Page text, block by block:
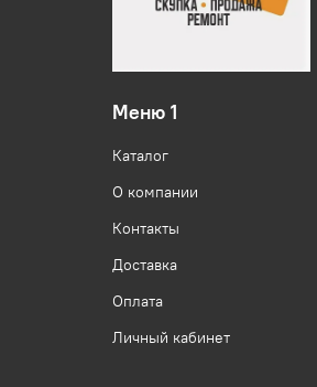
Меню 1
Каталог
О компании
Контакты
Доставка
Оплата
Личный кабинет